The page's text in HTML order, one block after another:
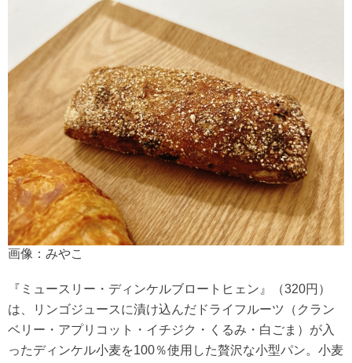
画像：みやこ
『ミュースリー・ディンケルブロートヒェン』（320円）
は、リンゴジュースに漬け込んだドライフルーツ（クラン
ベリー・アプリコット・イチジク・くるみ・白ごま）が入
ったディンケル小麦を100％使用した贅沢な小型パン。小麦